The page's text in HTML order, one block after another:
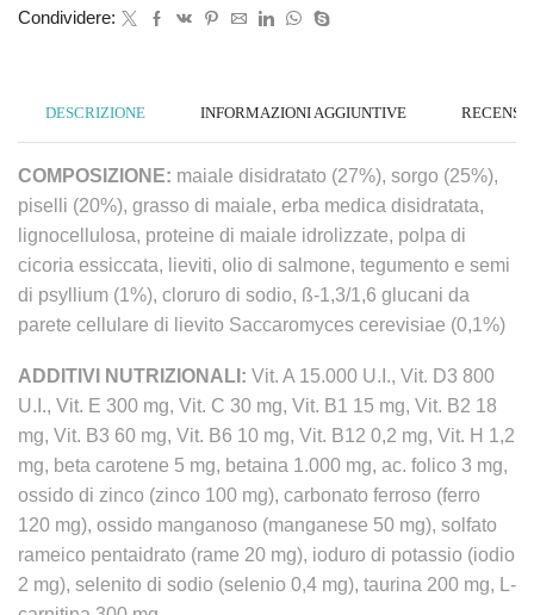
Condividere:
DESCRIZIONE INFORMAZIONI AGGIUNTIVE
COMPOSIZIONE: maiale disidratato (27%), sorgo (25%),
piselli (20%), grasso di maiale, erba medica disidratata,
lignocellulosa, proteine di maiale idrolizzate, polpa di
cicoria essiccata, lieviti, olio di salmone, tegumento e semi
di psyllium (1%), cloruro di sodio, ß-1,3/1,6 glucani da
parete cellulare di lievito Saccaromyces cerevisiae (0,1%)
ADDITIVI NUTRIZIONALI: Vit. A 15.000 U.I., Vit. D3 800
U.I., Vit. E 300 mg, Vit. C 30 mg, Vit. B1 15 mg, Vit. B2 18
mg, Vit. B3 60 mg, Vit. B6 10 mg, Vit. B12 0,2 mg, Vit. H 1,2
mg, beta carotene 5 mg, betaina 1.000 mg, ac. folico 3 mg,
ossido di zinco (zinco 100 mg), carbonato ferroso (ferro
120 mg), ossido manganoso (manganese 50 mg), solfato
rameico pentaidrato (rame 20 mg), ioduro di potassio (iodio
2 mg), selenito di sodio (selenio 0,4 mg), taurina 200 mg, L-